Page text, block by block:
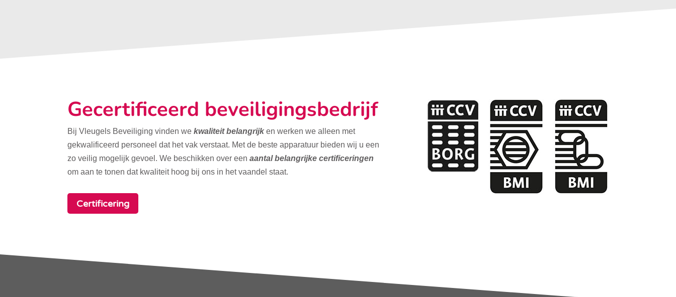
Gecertificeerd beveiligingsbedrijf
Bij Vleugels Beveiliging vinden wekwaliteit belangrijk en werken we alleen met
gekwalificeerd personeel dat het vak verstaat. Met de beste apparatuur bieden wij u een
zo veilig mogelijk gevoel. We beschikken over eenaantal belangrijke certificeringen
om aan te tonen dat kwaliteit hoog bij ons in het vaandel staat.
Certificering